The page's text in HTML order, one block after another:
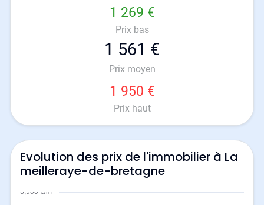
1 269 €
Prix bas
1 561 €
Prix moyen
1 950 €
Prix haut
Evolution des prix de l'immobilier à La
meilleraye-de-bretagne